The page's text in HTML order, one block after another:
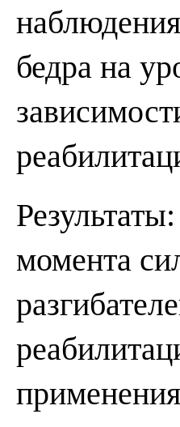
бедра на
момента